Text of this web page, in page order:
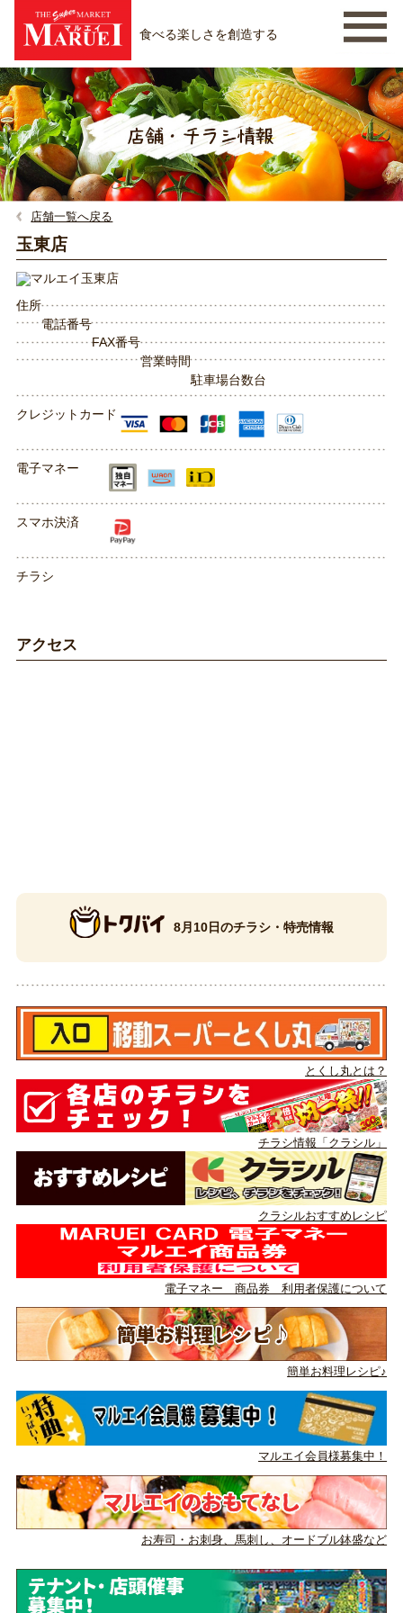
食べる楽しさを創造する
店舗一覧へ戻る
玉東店
住所
電話番号
FAX番号
営業時間
駐車場台数台
クレジットカード
電子マネー
スマホ決済
チラシ
アクセス
8月10日のチラシ・特売情報
とくし丸とは？
チラシ情報「クラシル」
クラシルおすすめレシピ
電子マネー 商品券 利用者保護について
簡単お料理レシピ♪
マルエイ会員様募集中！
お寿司・お刺身、馬刺し、 オードブル鉢盛など